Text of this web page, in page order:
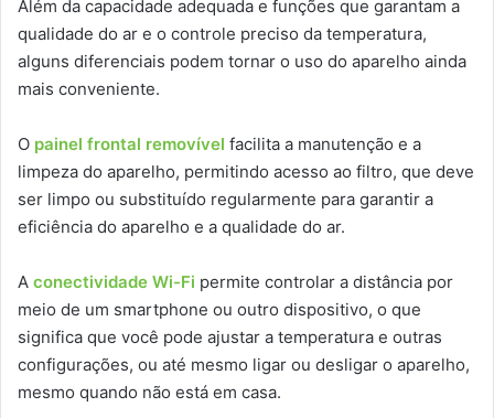
Além da capacidade adequada e funções que garantam a
qualidade do ar e o controle preciso da temperatura,
alguns diferenciais podem tornar o uso do aparelho ainda
mais conveniente.
O painel frontal removível facilita a manutenção e a
limpeza do aparelho, permitindo acesso ao filtro, que deve
ser limpo ou substituído regularmente para garantir a
eficiência do aparelho e a qualidade do ar.
A conectividade Wi-Fi permite controlar a distância por
meio de um smartphone ou outro dispositivo, o que
significa que você pode ajustar a temperatura e outras
configurações, ou até mesmo ligar ou desligar o aparelho,
mesmo quando não está em casa.